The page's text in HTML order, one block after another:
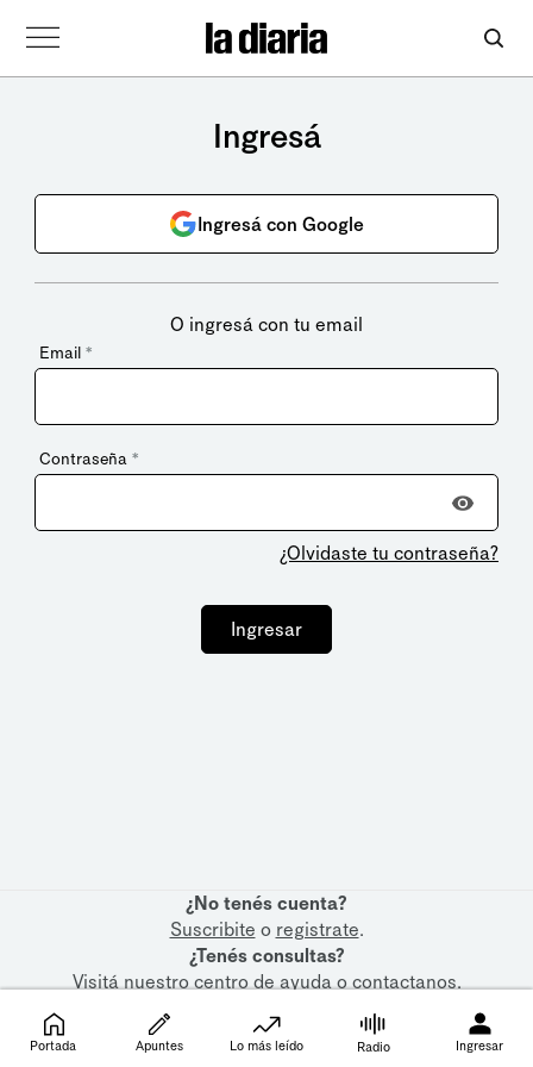
Ingresá
Ingresá con Google
O ingresá con tu email
Email *
Contraseña *
¿Olvidaste tu contraseña?
Ingresar
¿No tenés cuenta?
Suscribite o registrate.
¿Tenés consultas?
Visitá nuestrocentro de ayudaocontactanos.
Portada Apuntes Lo más leído Radio Ingresar